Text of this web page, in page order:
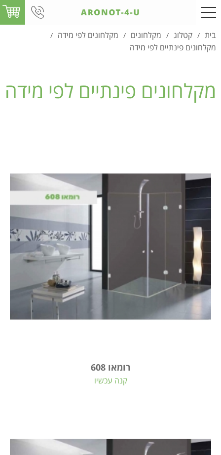
בית / קטלוג / מקלחונים / מקלחונים לפי מידה /
מקלחונים פינתיים לפי מידה
מקלחונים פינתיים לפי מידה
רומאו 608
קנה עכשיו